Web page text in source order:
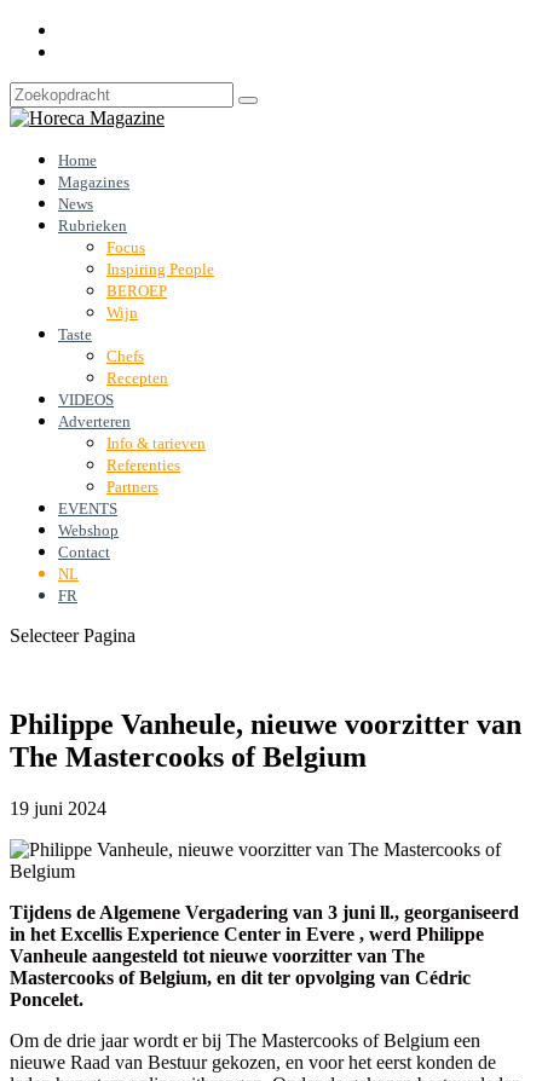
Home
Magazines
News
Rubrieken
Focus
Inspiring People
BEROEP
Wijn
Taste
Chefs
Recepten
VIDEOS
Adverteren
Info & tarieven
Referenties
Partners
EVENTS
Webshop
Contact
NL
FR
Selecteer Pagina
Philippe Vanheule, nieuwe voorzitter van
The Mastercooks of Belgium
19 juni 2024
Tijdens de Algemene Vergadering van 3 juni ll., georganiseerd
in het Excellis Experience Center in Evere , werd Philippe
Vanheule aangesteld tot nieuwe voorzitter van The
Mastercooks of Belgium, en dit ter opvolging van Cédric
Poncelet.
Om de drie jaar wordt er bij The Mastercooks of Belgium een
nieuwe Raad van Bestuur gekozen, en voor het eerst konden de